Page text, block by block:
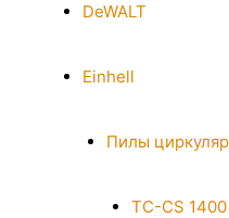
DeWALT
Einhell
Пилы
TC-CS 1400